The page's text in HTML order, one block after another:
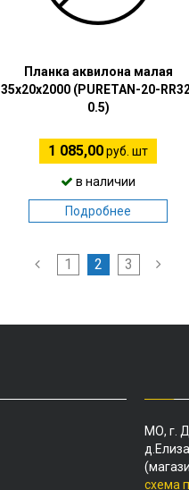
Планка аквилона малая
35х20х2000 (PURETAN-20-
0.5)
1 085,00руб. шт
в наличии
Подробнее
1 2 3
МО, г.
схема